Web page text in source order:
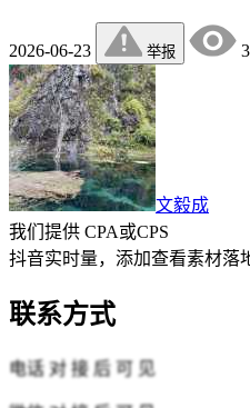
2026-06-23 举报
文毅成
我们提供 CPA或CPS
抖音实时量，添加查看素材落
联系方式
电话 对 接 后 可 见